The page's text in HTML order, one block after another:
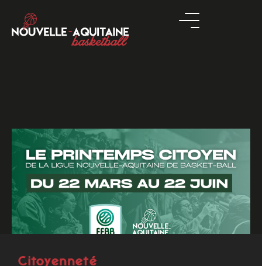
Citoyenneté